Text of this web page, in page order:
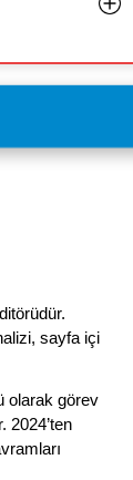
sayfa içi
olarak görev
2024’ten